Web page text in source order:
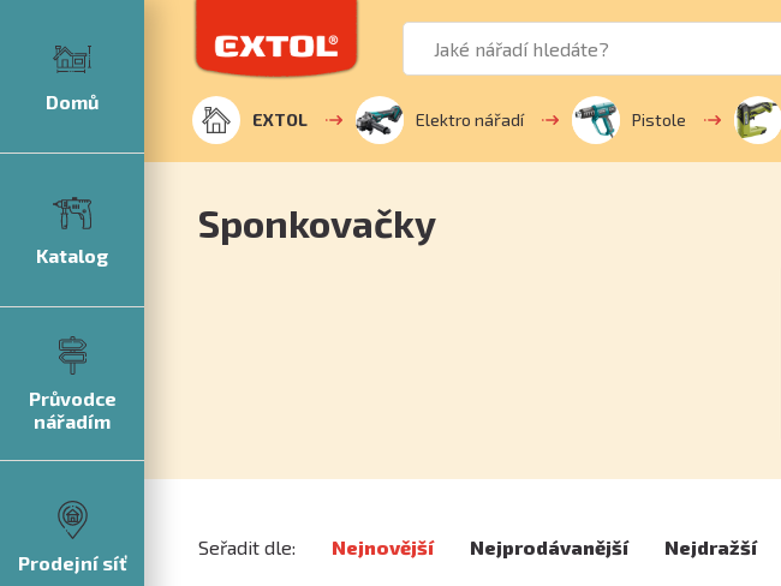
Domů
Katalog
Průvodce
nářadím
Prodejní síť
EXTOL Elektro nářadí Pistole
Sponkovačky
Seřadit dle: Nejnovější Nejprodávanější Nejdražší